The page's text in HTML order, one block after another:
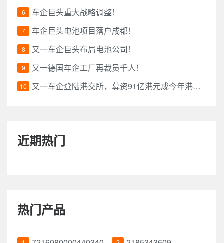
动消费升级！
6 车企巨头重大战略调整！
7 车企巨头电池项目落户成都！
8 又一车企巨头布局电池公司！
9 又一德国车企工厂再裁员千人！
10
又一车企登陆港交所，募资91亿港元成今年港股
近期热门
热门产品